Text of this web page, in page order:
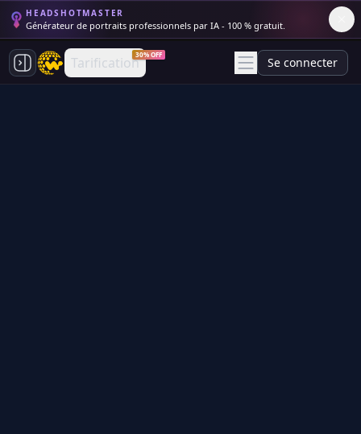
HEADSHOTMASTER
Générateur de portraits professionnels par IA - 100 % gratuit.
Tarification30% OFF
Se connecter